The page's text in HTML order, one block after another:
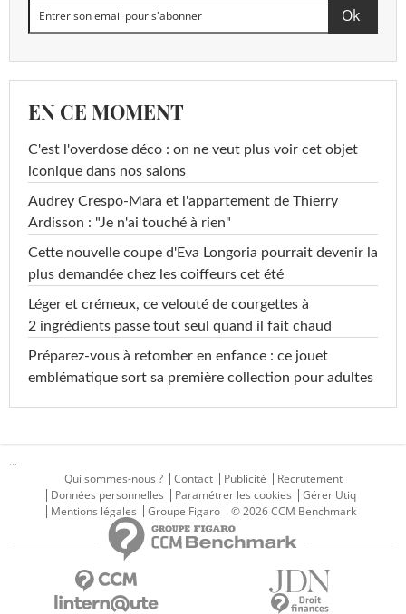
EN CE MOMENT
C'est l'overdose déco : on ne veut plus voir cet objet
iconique dans nos salons
Audrey Crespo-Mara et l'appartement de Thierry
Ardisson : "Je n'ai touché à rien"
Cette nouvelle coupe d'Eva Longoria pourrait devenir la
plus demandée chez les coiffeurs cet été
Léger et crémeux, ce velouté de courgettes à
2 ingrédients passe tout seul quand il fait chaud
Préparez-vous à retomber en enfance : ce jouet
emblématique sort sa première collection pour adultes
...
Qui sommes-nous ?
Contact Publicité
Recrutement
Données personnelles
Paramétrer les cookies
Gérer Utiq
Mentions légales
Groupe Figaro © 2026 CCM Benchmark